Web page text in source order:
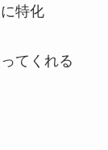
特化
てくれる